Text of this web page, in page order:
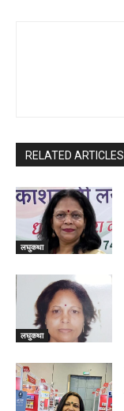
RELATED ARTICLES
लघुकथा
लघुकथा